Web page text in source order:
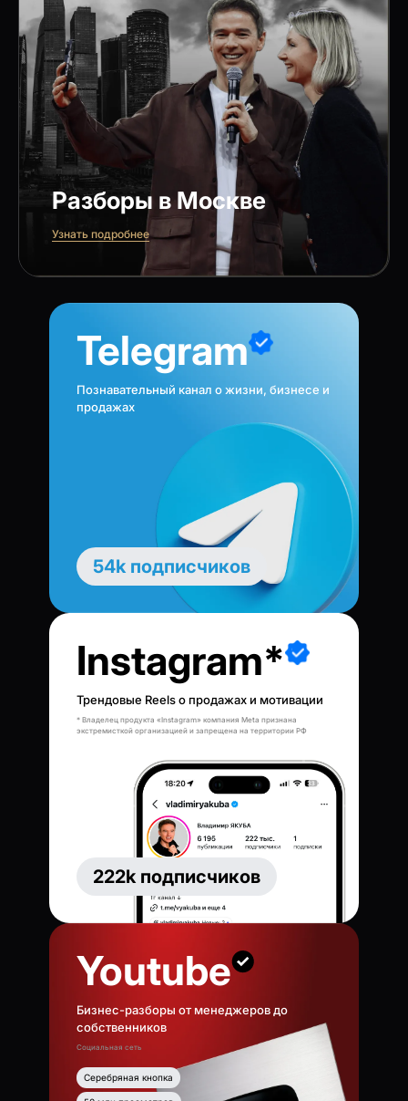
Разборы в Москве
Узнать подробнее
Telegram
Познавательный канал о жизни, бизнесе и
продажах
54k подписчиков
Instagram*
Трендовые Reels о продажах и мотивации
* Владелец продукта «Instagram» компания Meta признана
экстремисткой организацией и запрещена на территории РФ
222k подписчиков
Youtube
Бизнес-разборы от менеджеров до
собственников
Социальная сеть
Серебряная кнопка